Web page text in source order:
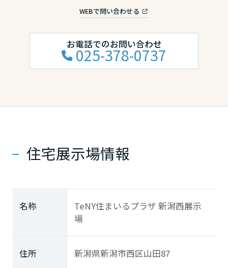
WEBで問い合わせる
お電話でのお問い合わせ
025-378-0737
住宅展示場情報
名称
TeNY住まいるプラザ 新潟西展示
場
住所 新潟県新潟市西区山田87